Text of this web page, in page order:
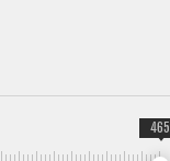
465